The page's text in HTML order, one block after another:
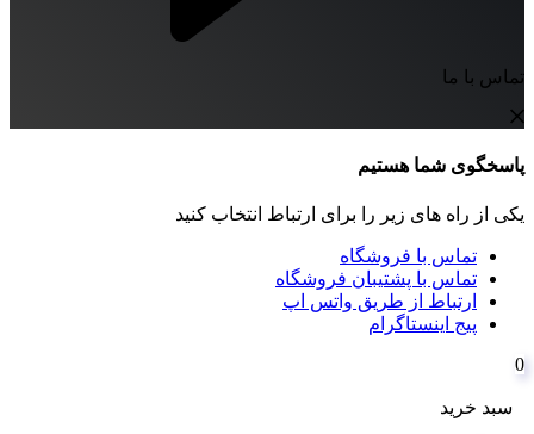
تماس با ما
پاسخگوی شما هستیم
یکی از راه های زیر را برای ارتباط انتخاب کنید
تماس با فروشگاه
تماس با پشتیبان فروشگاه
ارتباط از طریق واتس اپ
پیج اینستاگرام
0
سبد خرید